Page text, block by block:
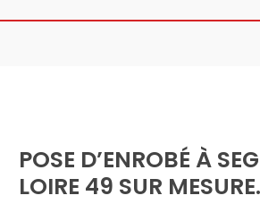
POSE D’ENROBÉ À
LOIRE 49 SUR MESURE.